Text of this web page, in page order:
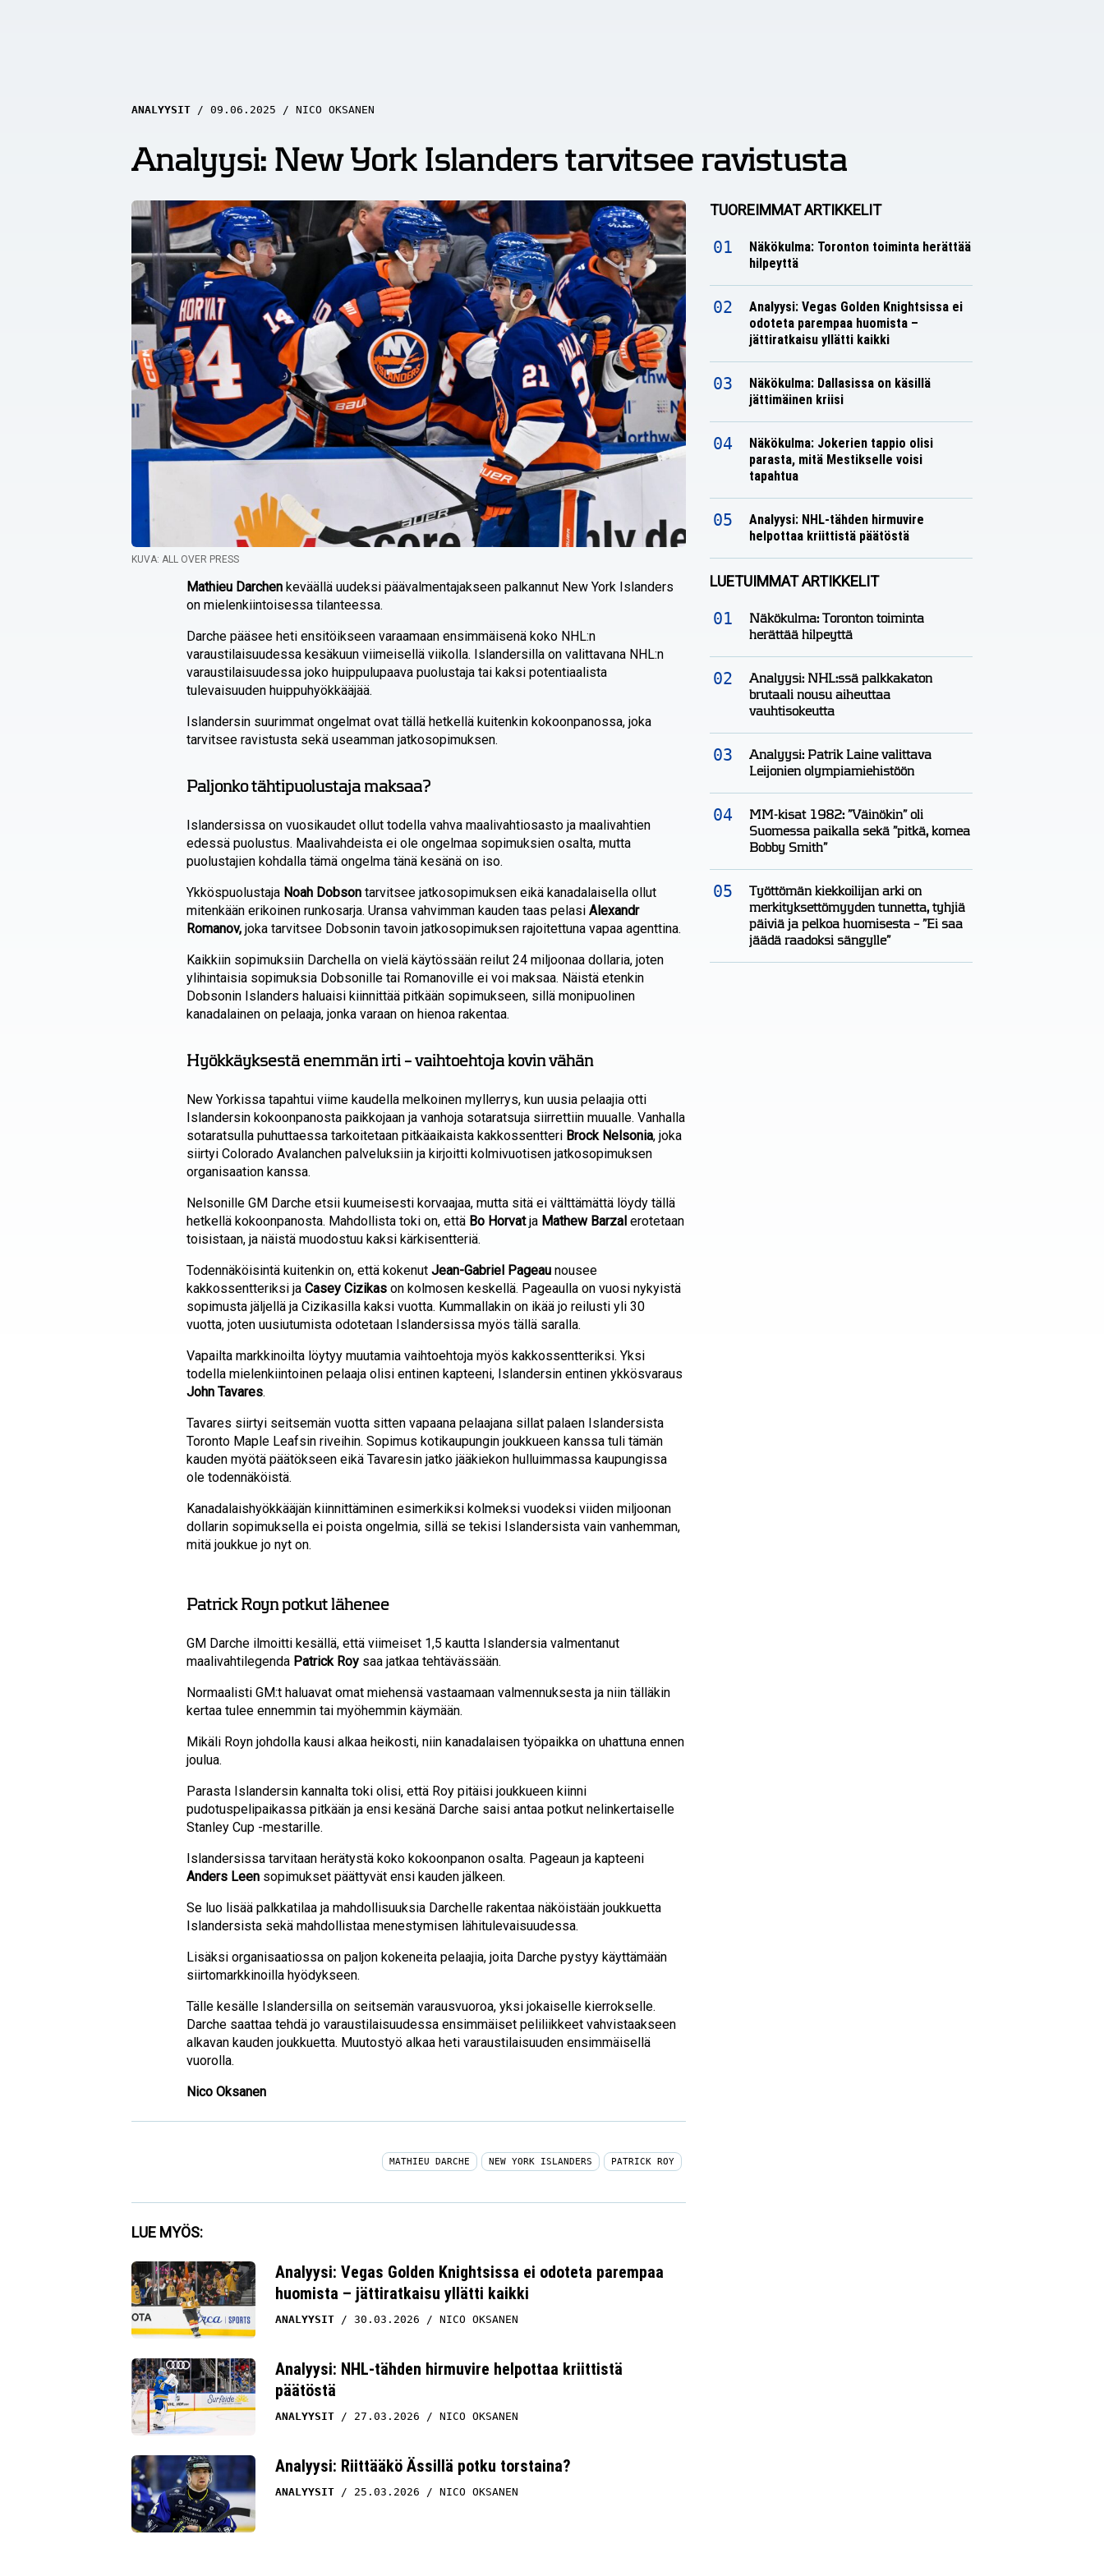
ANALYYSIT 09.06.2025 NICO OKSANEN
Analyysi: New York Islanders tarvitsee ravistusta
KUVA: ALL OVER PRESS
Mathieu Darchen keväällä uudeksi päävalmentajakseen palkannut New York Islanders
on mielenkiintoisessa tilanteessa.
Darche pääsee heti ensitöikseen varaamaan ensimmäisenä koko NHL:n
varaustilaisuudessa kesäkuun viimeisellä viikolla. Islandersilla on valittavana NHL:n
varaustilaisuudessa joko huippulupaava puolustaja tai kaksi potentiaalista
tulevaisuuden huippuhyökkääjää.
Islandersin suurimmat ongelmat ovat tällä hetkellä kuitenkin kokoonpanossa, joka
tarvitsee ravistusta sekä useamman jatkosopimuksen.
Paljonko tähtipuolustaja maksaa?
Islandersissa on vuosikaudet ollut todella vahva maalivahtiosasto ja maalivahtien
edessä puolustus. Maalivahdeista ei ole ongelmaa sopimuksien osalta, mutta
puolustajien kohdalla tämä ongelma tänä kesänä on iso.
Ykköspuolustaja Noah Dobson tarvitsee jatkosopimuksen eikä kanadalaisella ollut
mitenkään erikoinen runkosarja. Uransa vahvimman kauden taas pelasiAlexandr
Romanov,joka tarvitsee Dobsonin tavoin jatkosopimuksen rajoitettuna vapaa agenttina.
Kaikkiin sopimuksiin Darchella on vielä käytössään reilut 24 miljoonaa dollaria, joten
ylihintaisia sopimuksia Dobsonille tai Romanoville ei voi maksaa. Näistä etenkin
Dobsonin Islanders haluaisi kiinnittää pitkään sopimukseen, sillä monipuolinen
kanadalainen on pelaaja, jonka varaan on hienoa rakentaa.
Hyökkäyksestä enemmän irti – vaihtoehtoja kovin vähän
New Yorkissa tapahtui viime kaudella melkoinen myllerrys, kun uusia pelaajia otti
Islandersin kokoonpanosta paikkojaan ja vanhoja sotaratsuja siirrettiin muualle. Vanhalla
sotaratsulla puhuttaessa tarkoitetaan pitkäaikaista kakkossentteri Brock Nelsonia, joka
siirtyi Colorado Avalanchen palveluksiin ja kirjoitti kolmivuotisen jatkosopimuksen
organisaation kanssa.
Nelsonille GM Darche etsii kuumeisesti korvaajaa, mutta sitä ei välttämättä löydy tällä
hetkellä kokoonpanosta. Mahdollista toki on, että Bo Horvatja Mathew Barzal erotetaan
toisistaan, ja näistä muodostuu kaksi kärkisentteriä.
Todennäköisintä kuitenkin on, että kokenutJean-Gabriel Pageau nousee
kakkossentteriksi jaCasey Cizikason kolmosen keskellä. Pageaulla on vuosi nykyistä
sopimusta jäljellä ja Cizikasilla kaksi vuotta. Kummallakin on ikää jo reilusti yli 30
vuotta, joten uusiutumista odotetaan Islandersissa myös tällä saralla.
Vapailta markkinoilta löytyy muutamia vaihtoehtoja myös kakkossentteriksi. Yksi
todella mielenkiintoinen pelaaja olisi entinen kapteeni, Islandersin entinen ykkösvaraus
John Tavares.
Tavares siirtyi seitsemän vuotta sitten vapaana pelaajana sillat palaen Islandersista
Toronto Maple Leafsin riveihin. Sopimus kotikaupungin joukkueen kanssa tuli tämän
kauden myötä päätökseen eikä Tavaresin jatko jääkiekon hulluimmassa kaupungissa
ole todennäköistä.
Kanadalaishyökkääjän kiinnittäminen esimerkiksi kolmeksi vuodeksi viiden miljoonan
dollarin sopimuksella ei poista ongelmia, sillä se tekisi Islandersista vain vanhemman,
mitä joukkue jo nyt on.
Patrick Royn potkut lähenee
GM Darche ilmoitti kesällä, että viimeiset 1,5 kautta Islandersia valmentanut
maalivahtilegenda Patrick Roy saa jatkaa tehtävässään.
Normaalisti GM:t haluavat omat miehensä vastaamaan valmennuksesta ja niin tälläkin
kertaa tulee ennemmin tai myöhemmin käymään.
Mikäli Royn johdolla kausi alkaa heikosti, niin kanadalaisen työpaikka on uhattuna ennen
joulua.
Parasta Islandersin kannalta toki olisi, että Roy pitäisi joukkueen kiinni
pudotuspelipaikassa pitkään ja ensi kesänä Darche saisi antaa potkut nelinkertaiselle
Stanley Cup -mestarille.
Islandersissa tarvitaan herätystä koko kokoonpanon osalta. Pageaun ja kapteeni
Anders Leen sopimukset päättyvät ensi kauden jälkeen.
Se luo lisää palkkatilaa ja mahdollisuuksia Darchelle rakentaa näköistään joukkuetta
Islandersista sekä mahdollistaa menestymisen lähitulevaisuudessa.
Lisäksi organisaatiossa on paljon kokeneita pelaajia, joita Darche pystyy käyttämään
siirtomarkkinoilla hyödykseen.
Tälle kesälle Islandersilla on seitsemän varausvuoroa, yksi jokaiselle kierrokselle.
Darche saattaa tehdä jo varaustilaisuudessa ensimmäiset peliliikkeet vahvistaakseen
alkavan kauden joukkuetta. Muutostyö alkaa heti varaustilaisuuden ensimmäisellä
vuorolla.
Nico Oksanen
Facebook
Twitter
Whatsapp
MATHIEU DARCHE NEW YORK ISLANDERS PATRICK ROY
LUE MYÖS:
Analyysi: Vegas Golden Knightsissa ei odoteta parempaa
huomista – jättiratkaisu yllätti kaikki
ANALYYSIT 30.03.2026 NICO OKSANEN
Analyysi: NHL-tähden hirmuvire helpottaa kriittistä
päätöstä
ANALYYSIT 27.03.2026 NICO OKSANEN
Analyysi: Riittääkö Ässillä potku torstaina?
ANALYYSIT 25.03.2026 NICO OKSANEN
TUOREIMMAT ARTIKKELIT
Näkökulma: Toronton toiminta herättää
hilpeyttä
Analyysi: Vegas Golden Knightsissa ei
odoteta parempaa huomista –
jättiratkaisu yllätti kaikki
Näkökulma: Dallasissa on käsillä
jättimäinen kriisi
Näkökulma: Jokerien tappio olisi
parasta, mitä Mestikselle voisi
tapahtua
Analyysi: NHL-tähden hirmuvire
helpottaa kriittistä päätöstä
LUETUIMMAT ARTIKKELIT
Näkökulma: Toronton toiminta
herättää hilpeyttä
Analyysi: NHL:ssä palkkakaton
brutaali nousu aiheuttaa
vauhtisokeutta
Analyysi: Patrik Laine valittava
Leijonien olympiamiehistöön
MM-kisat 1982: ”Väinökin” oli
Suomessa paikalla sekä ”pitkä, komea
Bobby Smith”
Työttömän kiekkoilijan arki on
merkityksettömyyden tunnetta, tyhjiä
päiviä ja pelkoa huomisesta – ”Ei saa
jäädä raadoksi sängylle”